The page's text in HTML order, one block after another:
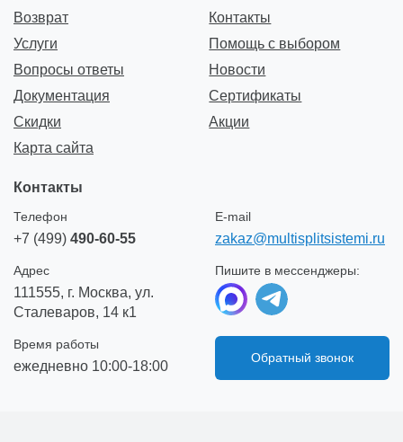
Возврат
Контакты
Услуги
Помощь с выбором
Вопросы ответы
Новости
Документация
Сертификаты
Скидки
Акции
Карта сайта
Контакты
Телефон
+7 (499) 490-60-55
E-mail
zakaz@multisplitsistemi.ru
Адрес
111555, г. Москва, ул.
Сталеваров, 14 к1
Пишите в мессенджеры:
Время работы
ежедневно 10:00-18:00
Обратный звонок